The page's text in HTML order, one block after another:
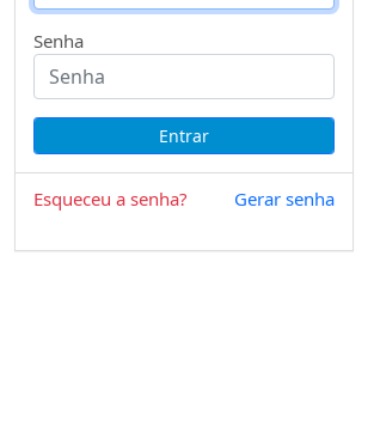
Senha
Esqueceu a senha? Gerar senha